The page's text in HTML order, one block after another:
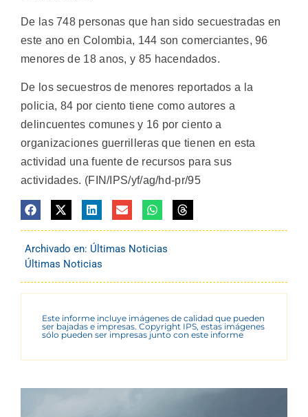
De las 748 personas que han sido secuestradas en
este ano en Colombia, 144 son comerciantes, 96
menores de 18 anos, y 85 hacendados.
De los secuestros de menores reportados a la
policia, 84 por ciento tiene como autores a
delincuentes comunes y 16 por ciento a
organizaciones guerrilleras que tienen en esta
actividad una fuente de recursos para sus
actividades. (FIN/IPS/yf/ag/hd-pr/95
Archivado en: Últimas Noticias
Últimas Noticias
Este informe incluye imágenes de calidad que pueden
ser bajadas e impresas. Copyright IPS, estas imágenes
sólo pueden ser impresas junto con este informe